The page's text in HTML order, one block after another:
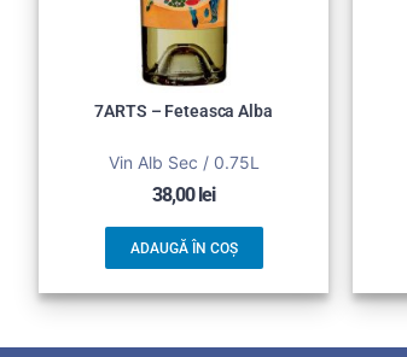
7ARTS – Feteasca Alba
Vin Alb Sec / 0.75L
38,00lei
ADAUGĂ ÎN COȘ